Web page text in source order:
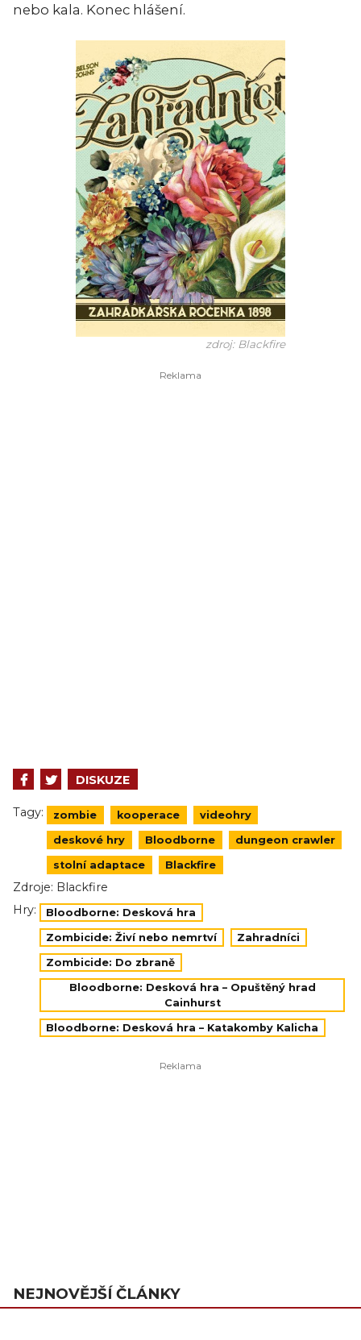
nebo kala. Konec hlášení.
zdroj: Blackfire
DISKUZE
Tagy: zombie kooperace videohry
deskové hry Bloodborne dungeon crawler
stolní adaptace Blackfire
Zdroje: Blackfire
Hry:
Bloodborne: Desková hra
Zombicide: Živí nebo nemrtví Zahradníci
Zombicide: Do zbraně
Bloodborne: Desková hra – Opuštěný hrad
Cainhurst
Bloodborne: Desková hra – Katakomby Kalicha
NEJNOVĚJŠÍ ČLÁNKY